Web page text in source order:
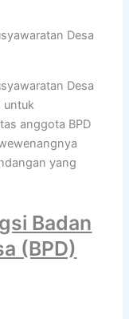
Desa
Desa
untuk
anggota BPD
yang
Badan
(BPD)